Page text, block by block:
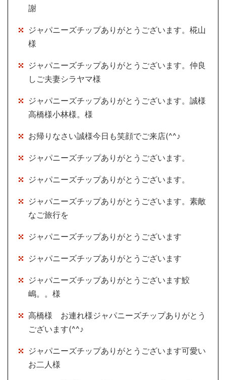
謝
ジャパニーズチップありがとうございます。椛山
様
ジャパニーズチップありがとうございます。仲良
しご夫妻シラヤマ様
ジャパニーズチップありがとうございます。誠様
高橋様小林様。様
お帰りなさい誠様今日も笑顔でご来店(^^♪
ジャパニーズチップありがとうございます。
ジャパニーズチップありがとうございます。
ジャパニーズチップありがとうございます。素敵
なご旅行を
ジャパニーズチップありがとうございます
ジャパニーズチップありがとうございます
ジャパニーズチップありがとうございます鮫
嶋。。様
高橋様 お連れ様ジャパニーズチップありがとう
ございます(^^♪
ジャパニーズチップありがとうございます可愛い
お二人様